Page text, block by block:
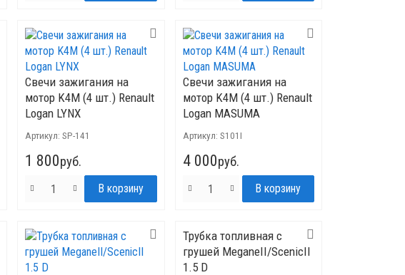
Свечи зажигания на
мотор K4M (4 шт.) Renault
Logan LYNX
Артикул:SP-141
1 800руб.
Свечи зажигания на
мотор K4M (4 шт.) Renault
Logan MASUMA
Артикул: S101I
4 000руб.
Трубка топливная с
грушей MeganeII/ScenicII
1.5 D